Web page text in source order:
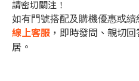
請密切關注！
如有門號搭配及購機優惠或續
線上客服 ，即時發問、親切
居。